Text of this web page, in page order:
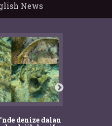
News
denize dalan